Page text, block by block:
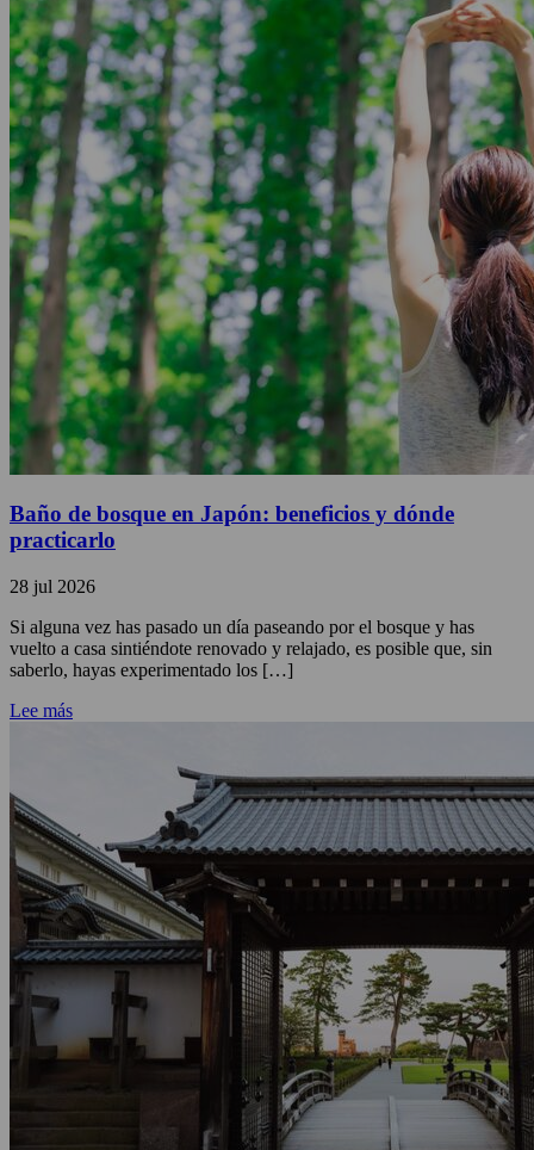
Baño de bosque en Japón: beneficios y dónde
practicarlo
28 jul 2026
Si alguna vez has pasado un día paseando por el bosque y has
vuelto a casa sintiéndote renovado y relajado, es posible que, sin
saberlo, hayas experimentado los […]
Lee más